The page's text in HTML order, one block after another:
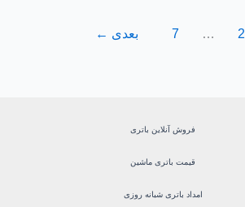
2
…
7 بعدی ←
فروش آنلاین باتری
قیمت باتری ماشین
امداد باتری شبانه روزی